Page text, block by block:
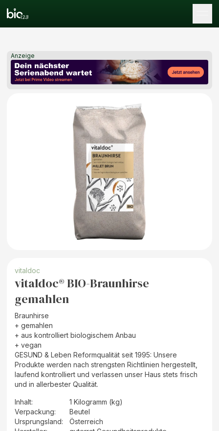
Anzeige
vitaldoc
vitaldoc® BIO-Braunhirse
gemahlen
Braunhirse
+ gemahlen
+ aus kontrolliert biologischem Anbau
+ vegan
GESUND & Leben Reformqualität seit 1995: Unsere
Produkte werden nach strengsten Richtlinien hergestellt,
laufend kontrolliert und verlassen unser Haus stets frisch
und in allerbester Qualität.
Inhalt:
1 Kilogramm (kg)
Verpackung:
Beutel
Ursprungsland:
Österreich